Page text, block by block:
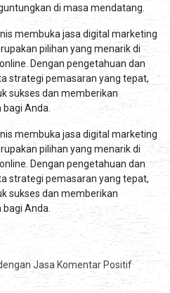
di masa mendatang.
membuka jasa digital marketing
pilihan yang menarik di
Dengan pengetahuan dan
strategi pemasaran yang tepat,
sukses dan memberikan
bagi Anda.
membuka jasa digital marketing
pilihan yang menarik di
Dengan pengetahuan dan
strategi pemasaran yang tepat,
sukses dan memberikan
bagi Anda.
Jasa Komentar Positif